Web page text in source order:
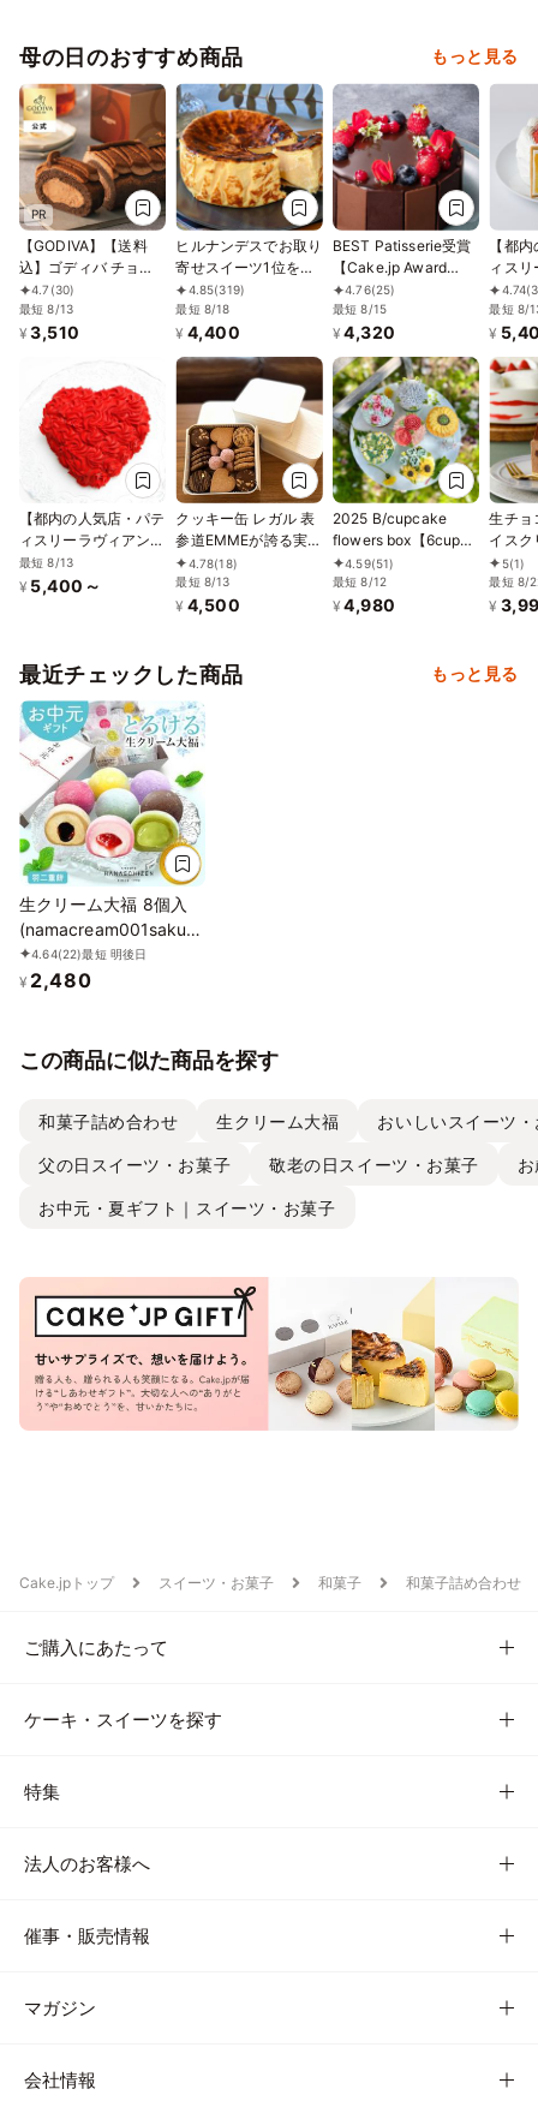
母の日のおすすめ商品 もっと見る
PR
【GODIVA】【送料
込】ゴディバ チョコ
レートロールケーキ
お中元2026
4.7 (30)
最短 8/13
¥ 3,510
ヒルナンデスでお取り
寄せスイーツ1位を獲
得！誕生日に 熟成で
旨味成分約2倍！グル
テンフリーの「熟成バ
スクチーズケーキ」
誕生日プレゼント
4.85(319)
最短 8/18
¥ 4,400
BEST Patisserie受賞
【Cake.jp Award
2026 ー誕生日ケーキ
部門ー】 【神戸洋藝
菓子ボックサン】ショ
コラ・フルール・レリ
ーフ 4号 誕生日
4.76(25)
最短 8/15
¥ 4,320
【都
ィスリ
ーヴ】
ショー
4.74
最短 8/
¥
【都内の人気店・パテ
ィスリーラヴィアンレ
ーヴ】ハートのレッド
ローズブーケケーキ5
最短 8/13
¥ 5,400～
クッキー缶 レガル 表
参道EMMEが誇る実力
の一品
4.78(18)
最短 8/13
¥ 4,500
2025 B/cupcake
flowers box【6cup
set box】/カップケー
キ6個セット
4.59(51)
最短 8/12
¥ 4,980
生チョ
イスク
号5(1)
最短 8/
¥
最近チェックした商品 もっと見る
生クリーム大福 8個入
(namacream001sakura)
お中元2026
4.64(22)最短 明後日
¥ 2,480
この商品に似た商品を探す
和菓子詰め合わせ 生クリーム大福 おいしいスイーツ
父の日スイーツ・お菓子 敬老の日スイーツ・お菓子
お中元・夏ギフト｜スイーツ・お菓子
Cake.jpトップ スイーツ・お菓子 和菓子 和菓子詰め合わせ
ご購入にあたって
ケーキ・スイーツを探す
特集
法人のお客様へ
催事・販売情報
マガジン
会社情報